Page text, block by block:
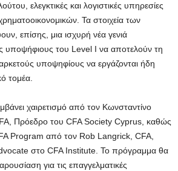
ελεγκτικές και λογιστικές υπηρεσίες
Τα στοιχεία των
επίσης, μια ισχυρή νέα γενιά
υποψήφιους του Level I να αποτελούν τη
υποψηφίους να εργάζονται ήδη
τομέα.
χαιρετισμό από τον Κωνσταντίνο
Πρόεδρο του CFA Society Cyprus, καθώς
Program από τον Rob Langrick, CFA,
στο CFA Institute. Το πρόγραμμα θα
για τις επαγγελματικές